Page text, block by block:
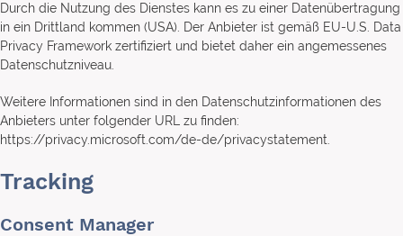
Durch die Nutzung des Dienstes kann es zu einer Datenübertragung
in ein Drittland kommen (USA). Der Anbieter ist gemäß EU-U.S. Data
Privacy Framework zertifiziert und bietet daher ein angemessenes
Datenschutzniveau.
Weitere Informationen sind in den Datenschutzinformationen des
Anbieters unter folgender URL zu finden:
https://privacy.microsoft.com/de-de/privacystatement.
Tracking
Consent Manager